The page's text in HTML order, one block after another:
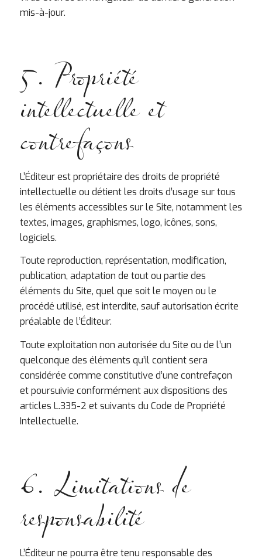
mis-à-jour.
5. Propriété
intellectuelle et
contrefaçons
L’Éditeur est propriétaire des droits de propriété
intellectuelle ou détient les droits d’usage sur tous
les éléments accessibles sur le Site, notamment les
textes, images, graphismes, logo, icônes, sons,
logiciels.
Toute reproduction, représentation, modification,
publication, adaptation de tout ou partie des
éléments du Site, quel que soit le moyen ou le
procédé utilisé, est interdite, sauf autorisation écrite
préalable de l’Éditeur.
Toute exploitation non autorisée du Site ou de l’un
quelconque des éléments qu’il contient sera
considérée comme constitutive d’une contrefaçon
et poursuivie conformément aux dispositions des
articles L.335-2 et suivants du Code de Propriété
Intellectuelle.
6. Limitations de
responsabilité
L’Éditeur ne pourra être tenu responsable des